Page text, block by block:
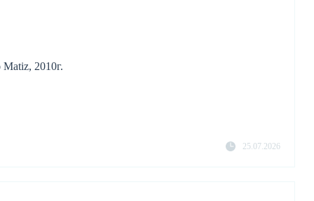
2010г.
25.07.2026